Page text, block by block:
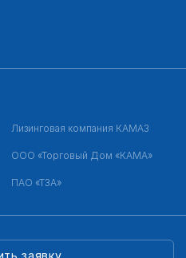
заявку
Лизинговая компания КАМАЗ
ООО «Торговый Дом «КАМА»
ПАО «ТЗА»